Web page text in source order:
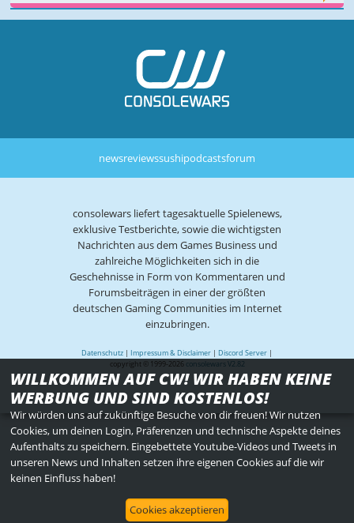
newsreviewssushipodcastsforum
consolewars liefert tagesaktuelle Spielenews,
exklusive Testberichte, sowie die wichtigsten
Nachrichten aus dem Games Business und
zahlreiche Möglichkeiten sich in die
Geschehnisse in Form von Kommentaren und
Forumsbeiträgen in einer der größten
deutschen Gaming Communities im Internet
einzubringen.
Datenschutz | Impressum & Disclaimer | Discord Server |
copyright © 1999-2026
consolewars V2.82
WILLKOMMEN AUF CW! WIR HABEN KEINE
WERBUNG UND SIND KOSTENLOS!
Wir würden uns auf zukünftige Besuche von dir freuen! Wir nutzen
Cookies, um deinen Login, Präferenzen und technische Aspekte deines
Aufenthalts zu speichern. Eingebettete Youtube-Videos und Tweets in
unseren News und Inhalten setzen ihre eigenen Cookies auf die wir
keinen Einfluss haben!
Cookies akzeptieren